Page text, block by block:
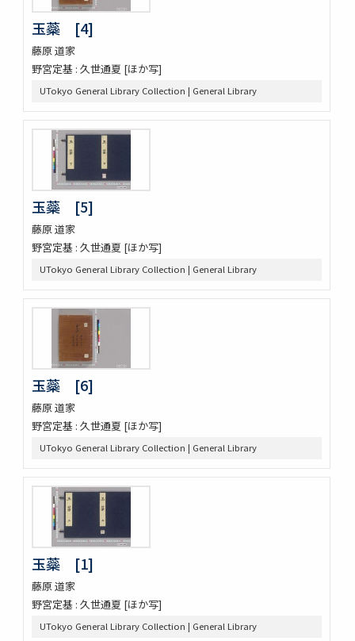
玉蘂 [4]
藤原 道家
野宮定基 : 久世通夏 [ほか写]
UTokyo General Library Collection | General Library
玉蘂 [5]
藤原 道家
野宮定基 : 久世通夏 [ほか写]
UTokyo General Library Collection | General Library
玉蘂 [6]
藤原 道家
野宮定基 : 久世通夏 [ほか写]
UTokyo General Library Collection | General Library
玉蘂 [1]
藤原 道家
野宮定基 : 久世通夏 [ほか写]
UTokyo General Library Collection | General Library